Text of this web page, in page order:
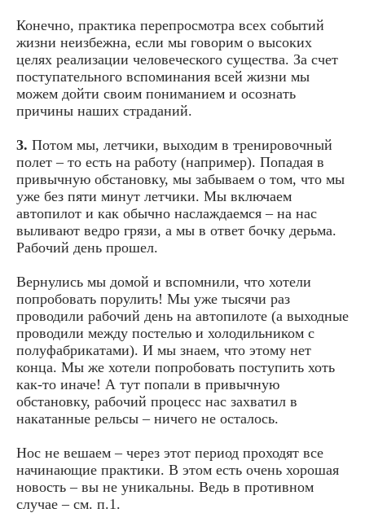
Конечно, практика перепросмотра всех событий
жизни неизбежна, если мы говорим о высоких
целях реализации человеческого существа. За счет
поступательного вспоминания всей жизни мы
можем дойти своим пониманием и осознать
причины наших страданий.
3. Потом мы, летчики, выходим в тренировочный
полет – то есть на работу (например). Попадая в
привычную обстановку, мы забываем о том, что мы
уже без пяти минут летчики. Мы включаем
автопилот и как обычно наслаждаемся – на нас
выливают ведро грязи, а мы в ответ бочку дерьма.
Рабочий день прошел.
Вернулись мы домой и вспомнили, что хотели
попробовать порулить! Мы уже тысячи раз
проводили рабочий день на автопилоте (а выходные
проводили между постелью и холодильником с
полуфабрикатами). И мы знаем, что этому нет
конца. Мы же хотели попробовать поступить хоть
как-то иначе! А тут попали в привычную
обстановку, рабочий процесс нас захватил в
накатанные рельсы – ничего не осталось.
Нос не вешаем – через этот период проходят все
начинающие практики. В этом есть очень хорошая
новость – вы не уникальны. Ведь в противном
случае – см. п.1.